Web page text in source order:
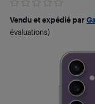
Vendu et expédié par
évaluations)